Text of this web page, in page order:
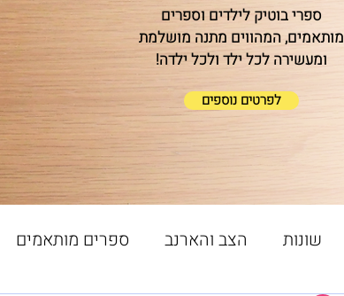
ספרי בוטיק לילדים וספרים
מותאמים, המהווים מתנה מושלמת
ומעשירה לכל ילד ולכל ילדה!
לפרטים נוספים
שונות הצב והארנב ספרים מותאמים